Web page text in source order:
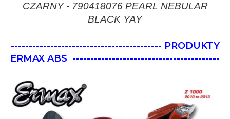
CZARNY - 790418076 PEARL NEBULAR
BLACK YAY
------------------------------------------ PRODUKTY
ERMAX ABS -----------------------------------------